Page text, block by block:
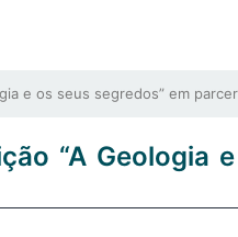
e os seus segredos” em
“A Geologia